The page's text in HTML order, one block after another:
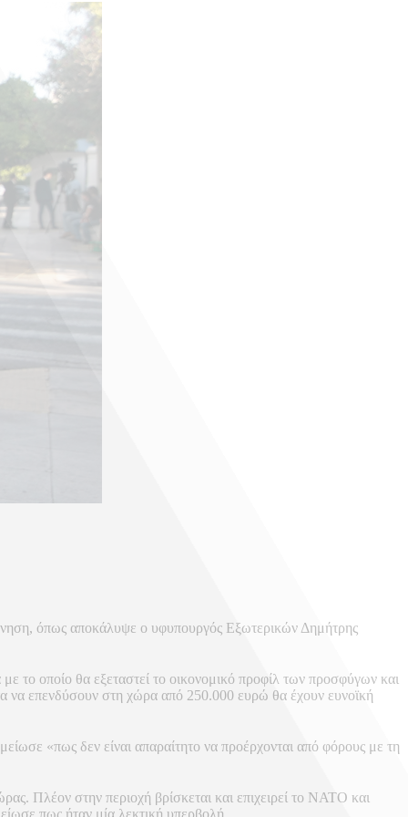
ΕΥΡΩ
όπως αποκάλυψε ο υφυπουργός Εξωτερικών Δημήτρης
οποίο θα εξεταστεί το οικονομικό προφίλ των προσφύγων και
να επενδύσουν στη χώρα από 250.000 ευρώ θα έχουν ευνοϊκή
«πως δεν είναι απαραίτητο να προέρχονται από φόρους με τη
Πλέον στην περιοχή βρίσκεται και επιχειρεί το ΝΑΤΟ και
πως ήταν μία λεκτική υπερβολή.